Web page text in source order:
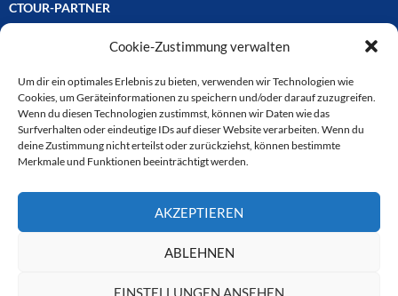
Cookie-Zustimmung verwalten
Um dir ein optimales Erlebnis zu bieten, verwenden wir Technologien wie
Cookies, um Geräteinformationen zu speichern und/oder darauf zuzugreifen.
Wenn du diesen Technologien zustimmst, können wir Daten wie das
Surfverhalten oder eindeutige IDs auf dieser Website verarbeiten. Wenn du
deine Zustimmung nicht erteilst oder zurückziehst, können bestimmte
Merkmale und Funktionen beeinträchtigt werden.
AKZEPTIEREN
ABLEHNEN
EINSTELLUNGEN ANSEHEN
CTOUR-PARTNER
Unsere Reisejournalisten-Vereinigung ist über Mitglieder und
ausgewählten Partnern der Medien- und Tourismusbranche
verbunden. Hier eine
Auswahl der Online-Plattformen:
CTOUR der Club der Tourismus-Journalisten. Wir freuen uns immer
über Anfragen von neuen Mitgliedern. Nehmen Sie bei Interesse über
das Kontaktformular Kontakt zu uns auf. CTOUR über 30 Jahre im
Dienst des Reisejournalismus.